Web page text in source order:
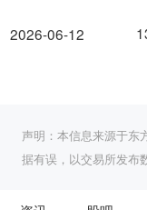
2026-06-12
声明：本信息来源于东
据有误，以交易所发布